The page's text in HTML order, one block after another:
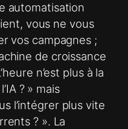
automatisation
vous ne vous
vos campagnes ;
de croissance
n’est plus à la
? » mais
l’intégrer plus vite
? ». La